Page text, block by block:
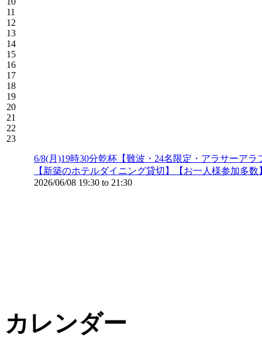
11
12
13
14
15
16
17
18
19
20
21
22
23
6/8(月)19時30分乾杯【難波・24名限定・アラサーア
【新築のホテルダイニング貸切】【お一人様参加多
2026/06/08 19:30 to 21:30
カレンダー